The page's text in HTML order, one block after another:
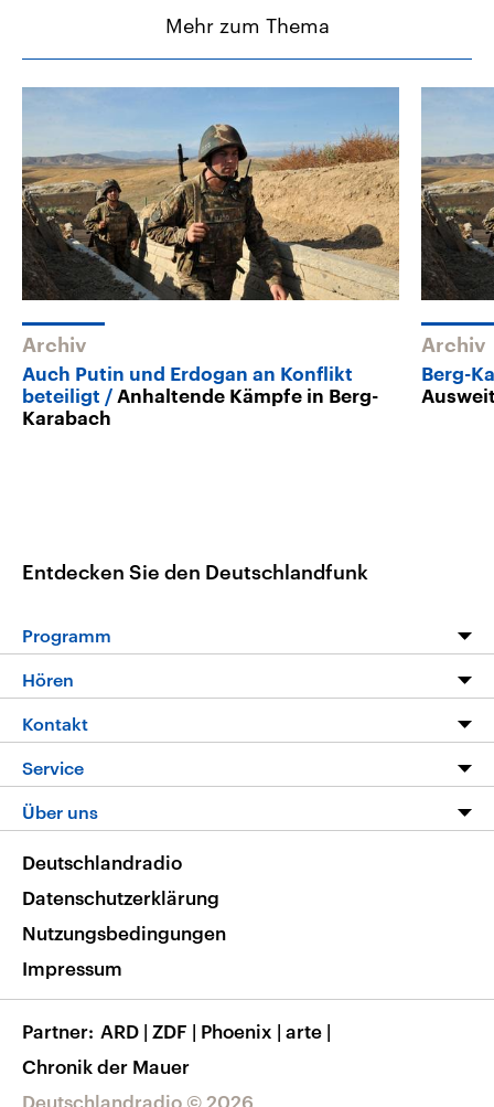
Mehr zum Thema
Archiv
Auch Putin und Erdogan an Konflikt
beteiligt
Anhaltende Kämpfe in Berg-
Karabach
Archiv
Berg-
Entdecken Sie den Deutschlandfunk
Programm
Programm
Die Nachrichten
Nachrichtenleicht
Neue Beiträge auf dlf.de
Hören
Livestream
Podcasts
Deutschlandfunk App
Nachrichten App
Frequenzen
Kontakt
Hörerservice
Service
FAQ
Veranstaltungen
Musikliste
RSS
Über uns
Barrierefreiheit
Deutschlandradio © 2026
Deutschlandradio
Datenschutzerklärung
Nutzungsbedingungen
Impressum
Partner ARD | ZDF | Phoenix | arte |
Chronik der Mauer